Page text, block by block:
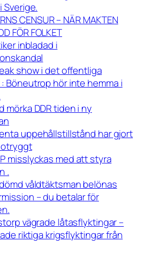
Sverige.
CENSUR – NÄR MAKTEN
FÖR FOLKET
inbladad i
show i det offentliga
Böneutrop hör inte hemma i
mörka DDR tiden i ny
uppehållstillstånd har gjort
misslyckas med att styra
.
våldtäktsman belönas
– du betalar för
vägrade låtasflyktingar –
riktiga krigsflyktingar från